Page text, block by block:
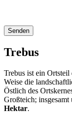
Trebus
Trebus ist ein
Weise die
Östlich des
Großteich; insgesamt
Hektar.